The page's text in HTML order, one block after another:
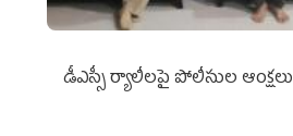
డీఎస్సీ ర్యాలీలపై పోలీసుల ఆంక్షలు